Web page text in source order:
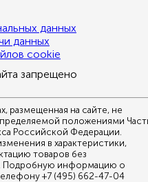
данных
данных
cookie
запрещено
размещенная на сайте, не
положениями
Российской Федерации.
в характеристики,
товаров без
Подробную информацию о
+7 (495) 662-47-04